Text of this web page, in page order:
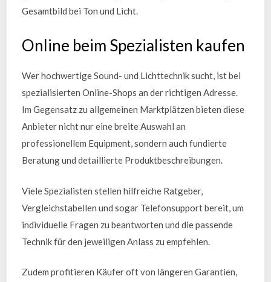
Gesamtbild bei Ton und Licht.
Online beim Spezialisten kaufen
Wer hochwertige Sound- und Lichttechnik sucht, ist bei
spezialisierten Online-Shops an der richtigen Adresse.
Im Gegensatz zu allgemeinen Marktplätzen bieten diese
Anbieter nicht nur eine breite Auswahl an
professionellem Equipment, sondern auch fundierte
Beratung und detaillierte Produktbeschreibungen.
Viele Spezialisten stellen hilfreiche Ratgeber,
Vergleichstabellen und sogar Telefonsupport bereit, um
individuelle Fragen zu beantworten und die passende
Technik für den jeweiligen Anlass zu empfehlen.
Zudem profitieren Käufer oft von längeren Garantien,